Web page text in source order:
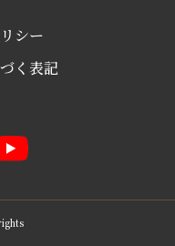
シー
く表記